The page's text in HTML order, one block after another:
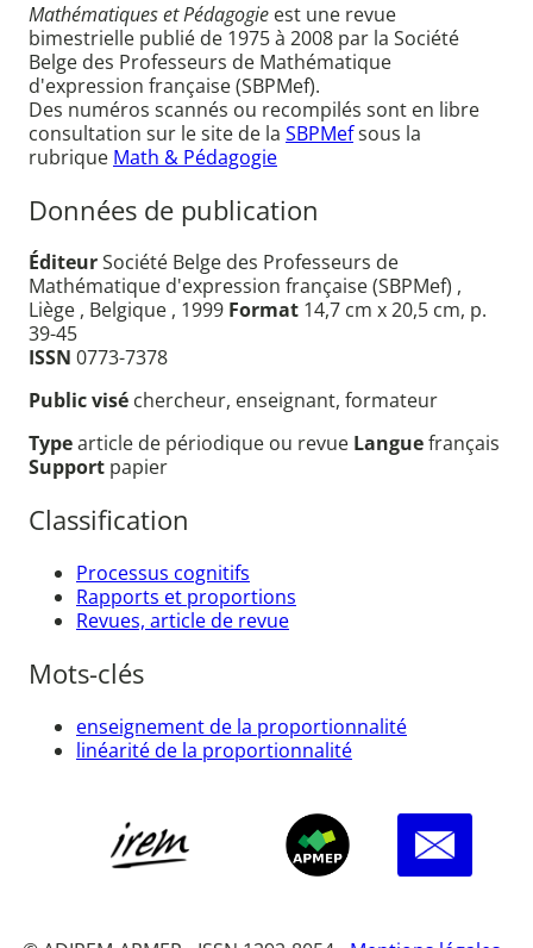
Mathématiques et Pédagogie est une revue
bimestrielle publié de 1975 à 2008 par la Société
Belge des Professeurs de Mathématique
d'expression française (SBPMef).
Des numéros scannés ou recompilés sont en libre
consultation sur le site de la SBPMefsous la
rubrique Math & Pédagogie
Données de publication
ÉditeurSociété Belge des Professeurs de
Mathématique d'expression française (SBPMef) ,
Liège , Belgique , 1999 Format 14,7 cm x 20,5 cm, p.
39-45
ISSN 0773-7378
Public visé chercheur, enseignant, formateur
Typearticle de périodique ou revue Languefrançais
Support papier
Classification
Processus cognitifs
Rapports et proportions
Revues, article de revue
Mots-clés
enseignement de la proportionnalité
linéarité de la proportionnalité